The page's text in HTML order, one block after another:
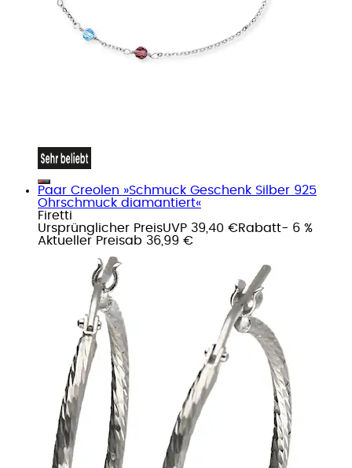
Paar Creolen »Schmuck Geschenk Silber 925
Ohrschmuck diamantiert«
Firetti
Ursprünglicher PreisUVP 39,40 €Rabatt- 6 %
Aktueller Preisab 36,99 €